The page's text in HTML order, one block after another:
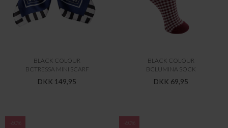
BLACK COLOUR
BCTRESSA MINI SCARF
DKK 149,95
BLACK COLOUR
BCLUMINA SOCK
DKK 69,95
-60% -60%